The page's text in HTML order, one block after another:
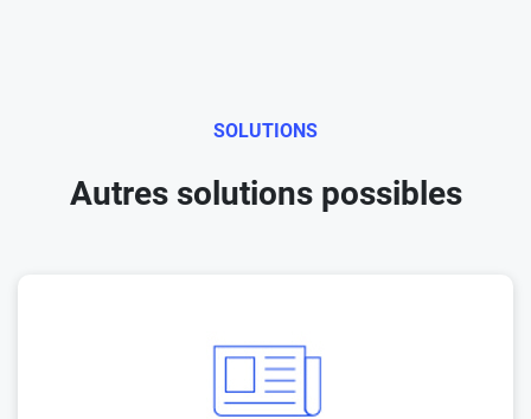
SOLUTIONS
Autres solutions possibles